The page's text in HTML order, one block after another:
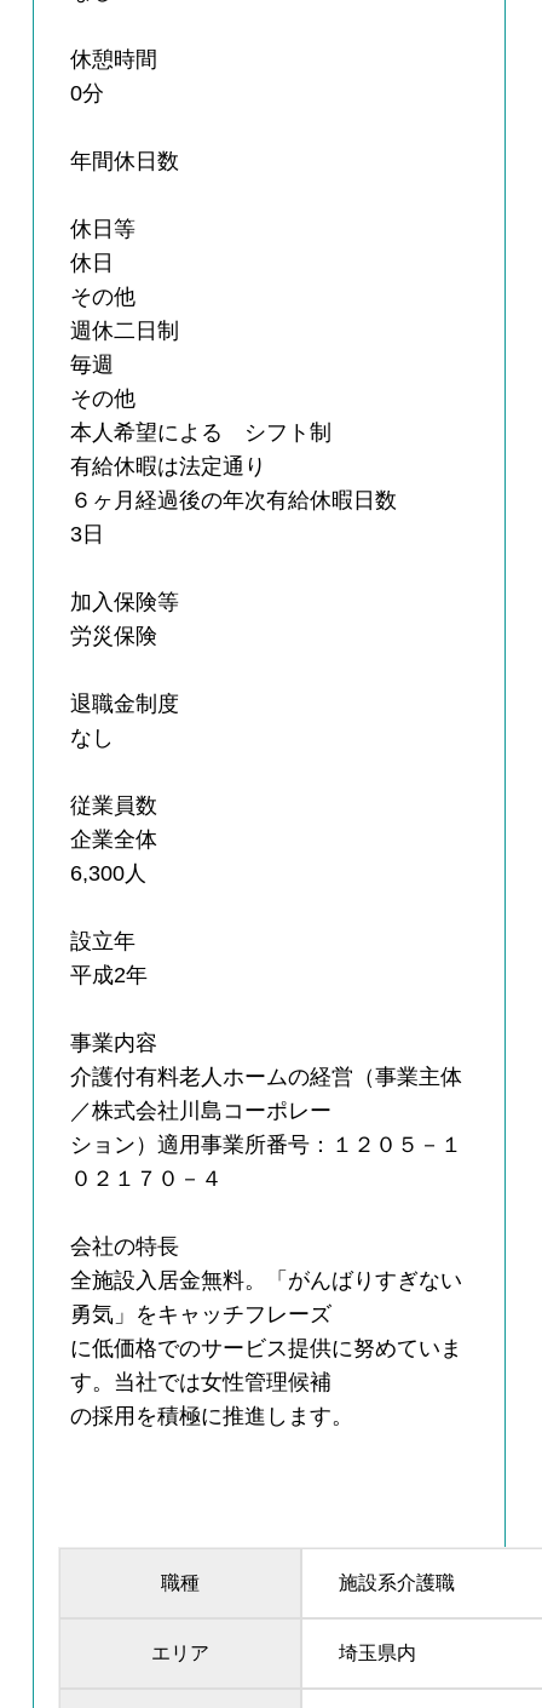
休憩時間
0分
年間休日数
休日等
休日
その他
週休二日制
毎週
その他
本人希望による シフト制
有給休暇は法定通り
６ヶ月経過後の年次有給休暇日数
3日
加入保険等
労災保険
退職金制度
なし
従業員数
企業全体
6,300人
設立年
平成2年
事業内容
介護付有料老人ホームの経営（事業主体
／株式会社川島コーポレー
ション）適用事業所番号：１２０５－１
０２１７０－４
会社の特長
全施設入居金無料。「がんばりすぎない
勇気」をキャッチフレーズ
に低価格でのサービス提供に努めていま
す。当社では女性管理候補
の採用を積極に推進します。
職種 施設系介護職
エリア 埼玉県内